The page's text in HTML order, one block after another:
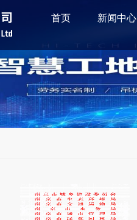
首页 新闻中心